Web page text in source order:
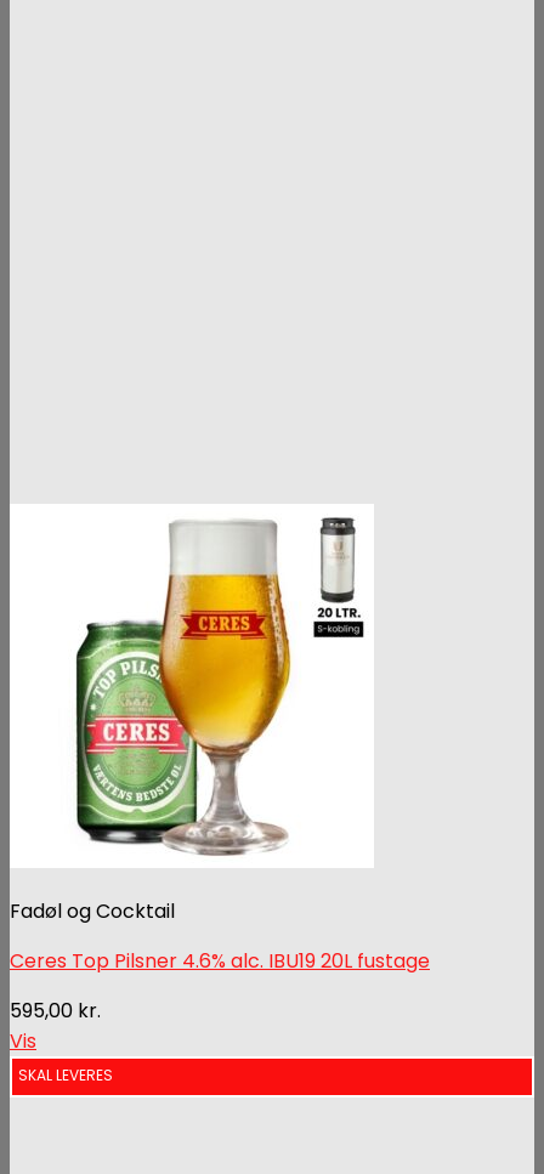
Fadøl og Cocktail
Ceres Top Pilsner 4.6% alc. IBU19 20L fustage
595,00 kr.
Vis
SKAL LEVERES